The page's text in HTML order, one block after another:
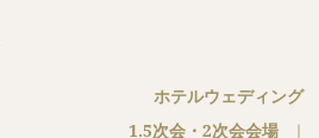
ホテルウェディング
1.5次会・2次会会場
｜